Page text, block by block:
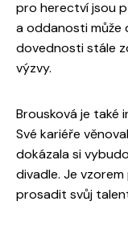
pro herectví jsou
a oddanosti může
dovednosti stále
výzvy.
Brousková je také
Své kariéře
dokázala si
divadle. Je
prosadit svůj